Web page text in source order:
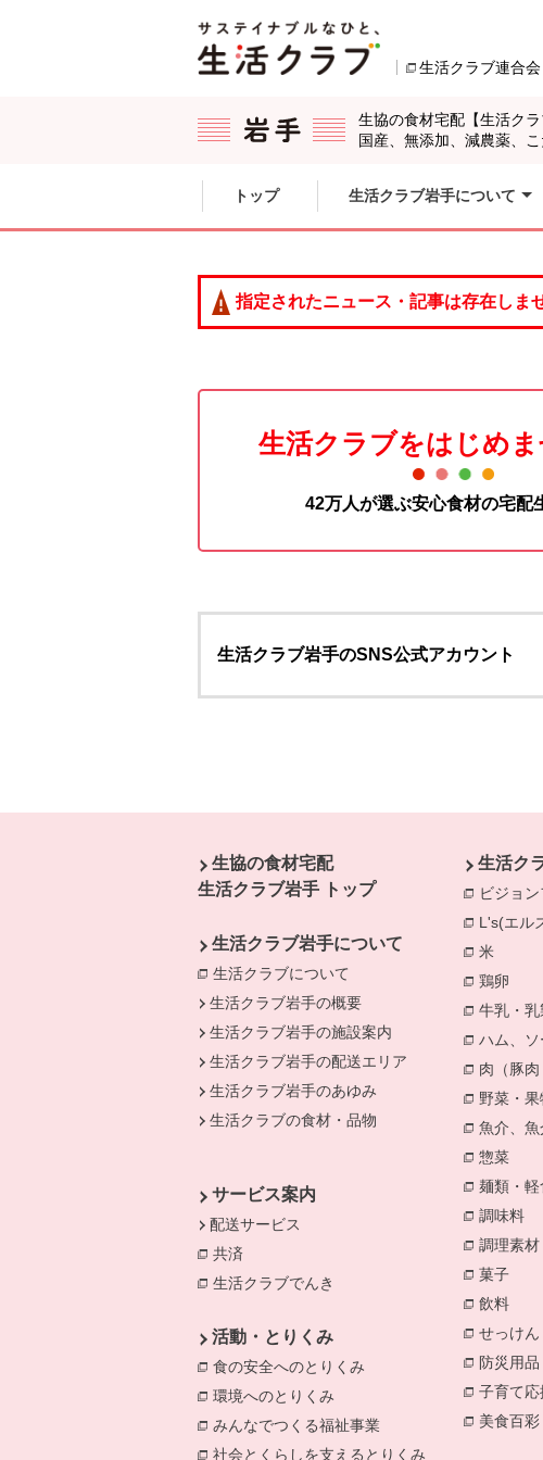
生活クラブ連合会
生協の食材宅配【生活クラ
国産、無添加、減農薬、
ここからサイト内共通メニューです。
サイト内共通メニューをスキップする
トップ 生活クラブ岩手について
指定されたニュース・記事は存在しま
生活クラブをはじめま
42万人が選ぶ安心食材の宅配
生活クラブ岩手のSNS公式アカウント
生協の食材宅配
生活クラブ岩手 トップ
生活クラブ岩手について
生活クラブについて
生活クラブ岩手の概要
生活クラブ岩手の施設案内
生活クラブ岩手の配送エリア
生活クラブ岩手のあゆみ
生活クラブの食材・品物
サービス案内
配送サービス
共済
生活クラブでんき
別のウィンドウで開きます。
活動・とりくみ
食の安全へのとりくみ 別のウィンドウで開きます
環境へのとりくみ 別のウィンドウで開きます。
みんなでつくる福祉事業 別のウィンドウで開き
社会とくらしを支えるとりくみ
生活ク
ビジョン
L's(エル
米
鶏卵
牛乳・乳
ハム、
肉（豚肉
野菜・果
魚介、
惣菜
麺類・軽
調味料
調理素材
菓子
飲料
せっけ
防災用品
子育て応
美食百彩